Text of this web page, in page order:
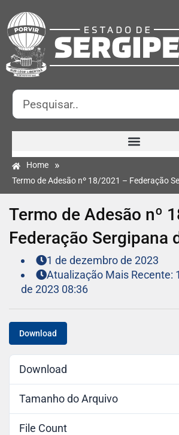
Home »
Termo de Adesão nº 18/2021 – Federação
Termo de Adesão nº
Federação Sergipana
1 de dezembro de 2023
Atualização Mais Recente:
de 2023 08:36
Download
Download
Tamanho do Arquivo
File Count